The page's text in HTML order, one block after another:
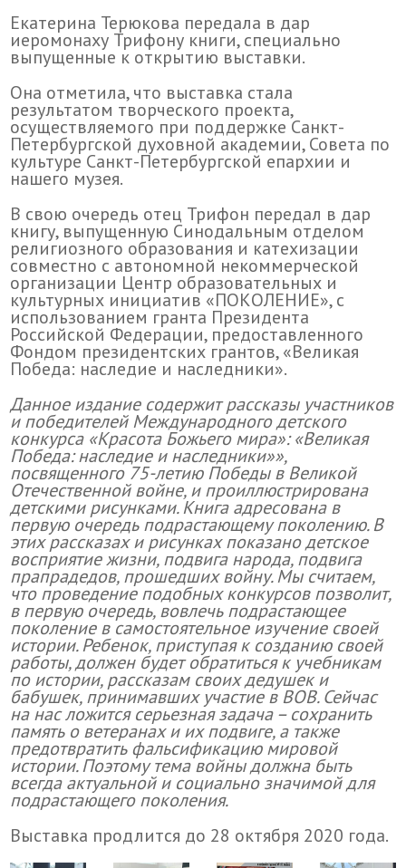
Екатерина Терюкова передала в дар
иеромонаху Трифону книги, специально
выпущенные к открытию выставки.
Она отметила, что выставка стала
результатом творческого проекта,
осуществляемого при поддержке Санкт-
Петербургской духовной академии, Совета по
культуре Санкт-Петербургской епархии и
нашего музея.
В свою очередь отец Трифон передал в дар
книгу, выпущенную Синодальным отделом
религиозного образования и катехизации
совместно с автономной некоммерческой
организации Центр образовательных и
культурных инициатив «ПОКОЛЕНИЕ», с
использованием гранта Президента
Российской Федерации, предоставленного
Фондом президентских грантов, «Великая
Победа: наследие и наследники».
Данное издание содержит рассказы участников
и победителей Международного детского
конкурса «Красота Божьего мира»: «Великая
Победа: наследие и наследники»»,
посвященного 75-летию Победы в Великой
Отечественной войне, и проиллюстрирована
детскими рисунками. Книга адресована в
первую очередь подрастающему поколению. В
этих рассказах и рисунках показано детское
восприятие жизни, подвига народа, подвига
прапрадедов, прошедших войну. Мы считаем,
что проведение подобных конкурсов позволит,
в первую очередь, вовлечь подрастающее
поколение в самостоятельное изучение своей
истории. Ребенок, приступая к созданию своей
работы, должен будет обратиться к учебникам
по истории, рассказам своих дедушек и
бабушек, принимавших участие в ВОВ. Сейчас
на нас ложится серьезная задача – сохранить
память о ветеранах и их подвиге, а также
предотвратить фальсификацию мировой
истории. Поэтому тема войны должна быть
всегда актуальной и социально значимой для
подрастающего поколения.
Выставка продлится до 28 октября 2020 года.